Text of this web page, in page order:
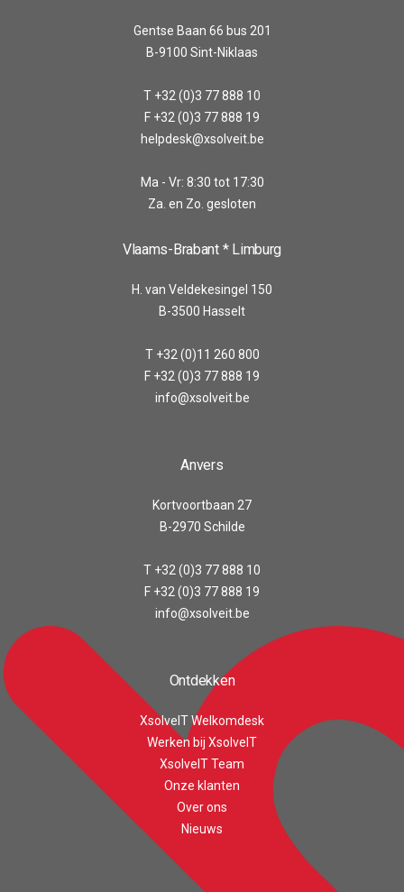
Gentse Baan 66 bus 201
B-9100 Sint-Niklaas
T +32 (0)3 77 888 10
F +32 (0)3 77 888 19
helpdesk@xsolveit.be
Ma - Vr: 8:30 tot 17:30
Za. en Zo. gesloten
Vlaams-Brabant * Limburg
H. van Veldekesingel 150
B-3500 Hasselt
T +32 (0)11 260 800
F +32 (0)3 77 888 19
info@xsolveit.be
Anvers
Kortvoortbaan 27
B-2970 Schilde
T +32 (0)3 77 888 10
F +32 (0)3 77 888 19
info@xsolveit.be
Ontdekken
XsolveIT Welkomdesk
Werken bij XsolveIT
XsolveIT Team
Onze klanten
Over ons
Nieuws
Customer reviews and experiences for
XsolveIT
100%